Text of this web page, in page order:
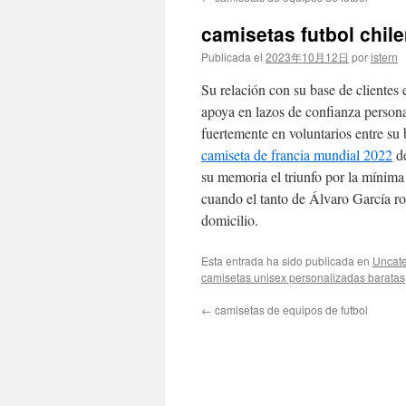
contenido
camisetas futbol
Publicada el 2023年10月12日 poristern
Su relación con su base de clientes
apoya en lazos de confianza
fuertemente en voluntarios entre
camiseta de francia mundial 2022
su memoria el triunfo por la mínima
cuando el tanto de Álvaro García
domicilio.
Esta entrada ha sido publicada en
camisetas unisex personalizadas baratas
← camisetas de equipos de futbol